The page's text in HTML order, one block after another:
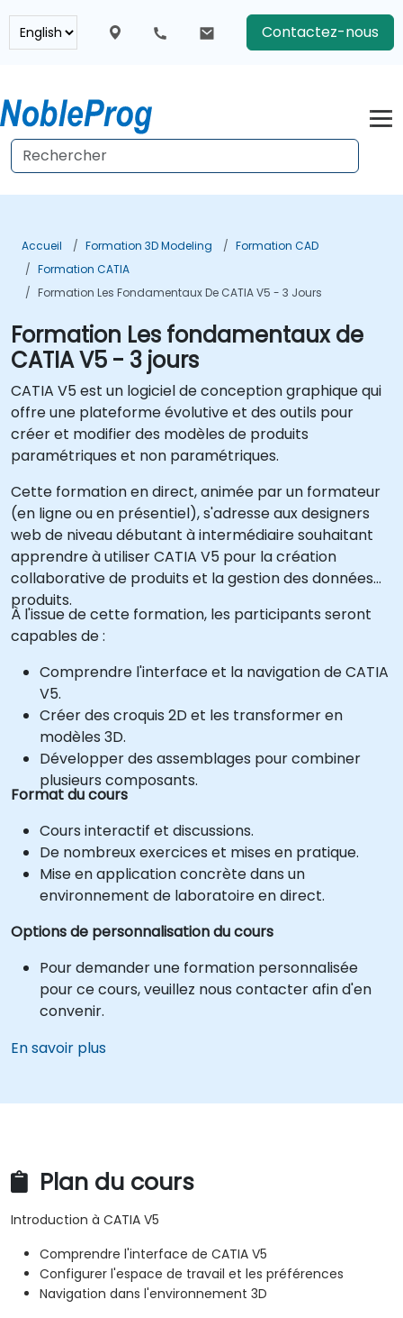
Contactez-nous
Accueil Formation 3D Modeling
Formation CAD
Formation CATIA
Formation Les Fondamentaux De CATIA V5 - 3 Jours
Formation Les fondamentaux de
CATIA V5 - 3 jours
CATIA V5 est un logiciel de conception graphique qui
offre une plateforme évolutive et des outils pour
créer et modifier des modèles de produits
paramétriques et non paramétriques.
Cette formation en direct, animée par un formateur
(en ligne ou en présentiel), s'adresse aux designers
web de niveau débutant à intermédiaire souhaitant
apprendre à utiliser CATIA V5 pour la création
collaborative de produits et la gestion des données
produits.
À l'issue de cette formation, les participants seront
capables de :
Comprendre l'interface et la navigation de CATIA
V5.
Créer des croquis 2D et les transformer en
modèles 3D.
Développer des assemblages pour combiner
plusieurs composants.
Format du cours
Cours interactif et discussions.
De nombreux exercices et mises en pratique.
Mise en application concrète dans un
environnement de laboratoire en direct.
Options de personnalisation du cours
Pour demander une formation personnalisée
pour ce cours, veuillez nous contacter afin d'en
convenir.
En savoir plus
Plan du cours
Introduction à CATIA V5
Comprendre l'interface de CATIA V5
Configurer l'espace de travail et les préférences
Navigation dans l'environnement 3D